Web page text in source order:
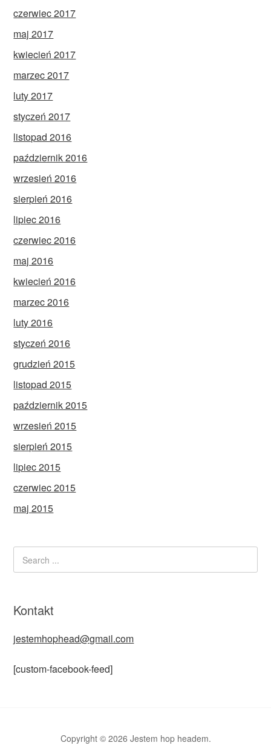
czerwiec 2017
maj 2017
kwiecień 2017
marzec 2017
luty 2017
styczeń 2017
listopad 2016
październik 2016
wrzesień 2016
sierpień 2016
lipiec 2016
czerwiec 2016
maj 2016
kwiecień 2016
marzec 2016
luty 2016
styczeń 2016
grudzień 2015
listopad 2015
październik 2015
wrzesień 2015
sierpień 2015
lipiec 2015
czerwiec 2015
maj 2015
Kontakt
jestemhophead@gmail.com
[custom-facebook-feed]
Copyright © 2026 Jestem hop headem.